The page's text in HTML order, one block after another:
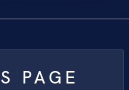
PAGE